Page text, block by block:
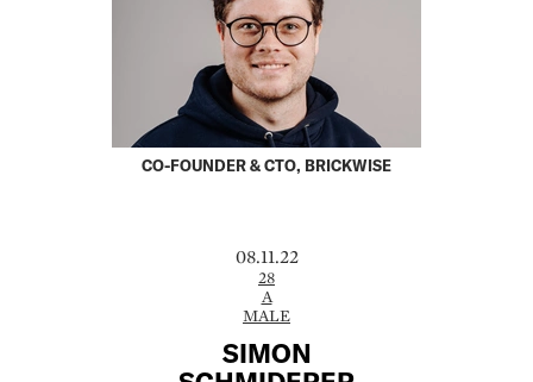
CO-FOUNDER & CTO, BRICKWISE
08.11.22
28
A
MALE
SIMON